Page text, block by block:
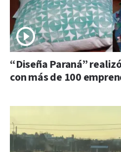
“Diseña Paraná”
con más de 100